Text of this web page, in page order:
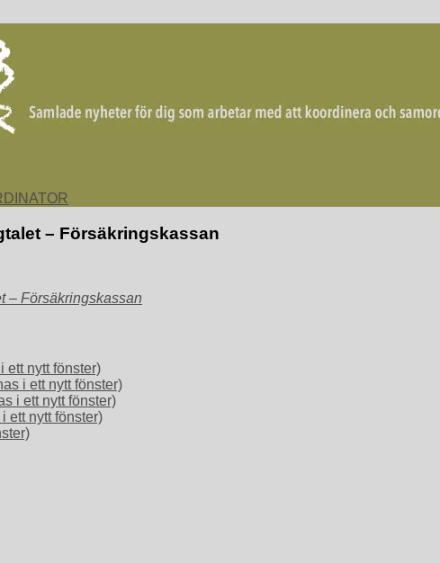
koordinera och samordna rehabiliterande åtgärder för återgång i
– Försäkringskassan
– Försäkringskassan
ett nytt fönster)
i ett nytt fönster)
i ett nytt fönster)
ett nytt fönster)